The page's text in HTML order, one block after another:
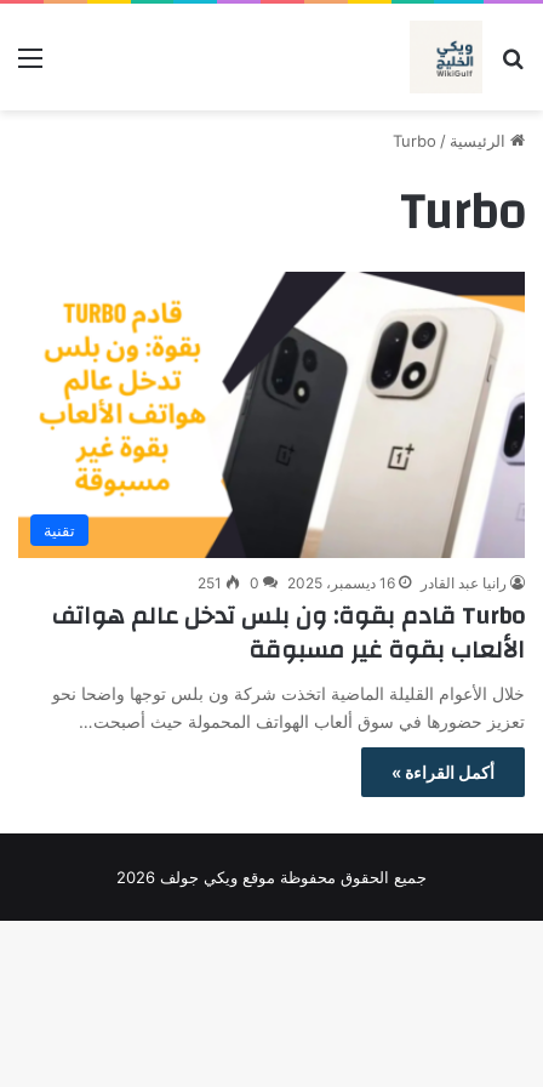
بحث عن
الرئيسية /
Turbo
Turbo
تقنية
رانيا عبد القادر 16 ديسمبر، 2025 0
251
Turbo قادم بقوة: ون بلس تدخل عالم هواتف
الألعاب بقوة غير مسبوقة
خلال الأعوام القليلة الماضية اتخذت شركة ون بلس توجها واضحا نحو
تعزيز حضورها في سوق ألعاب الهواتف المحمولة حيث أصبحت…
أكمل القراءة »
جميع الحقوق محفوظة موقع ويكي جولف 2026